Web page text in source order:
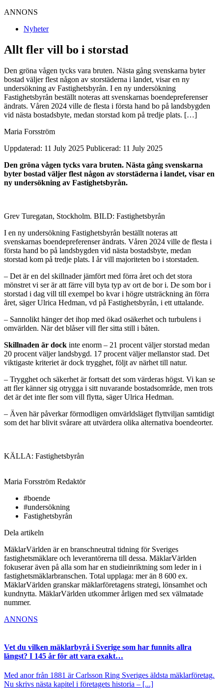
ANNONS
Nyheter
Allt fler vill bo i storstad
Den gröna vågen tycks vara bruten. Nästa gång svenskarna byter
bostad väljer flest någon av storstäderna i landet, visar en ny
undersökning av Fastighetsbyrån. I en ny undersökning
Fastighetsbyrån beställt noteras att svenskarnas boendepreferenser
ändrats. Våren 2024 ville de flesta i första hand bo på landsbygden
vid nästa bostadsbyte, medan storstad kom på tredje plats. […]
Maria Forsström
Uppdaterad: 11 July 2025 Publicerad: 11 July 2025
Den gröna vågen tycks vara bruten. Nästa gång svenskarna
byter bostad väljer flest någon av storstäderna i landet, visar en
ny undersökning av Fastighetsbyrån.
Grev Turegatan, Stockholm. BILD: Fastighetsbyrån
I en ny undersökning Fastighetsbyrån beställt noteras att
svenskarnas boendepreferenser ändrats. Våren 2024 ville de flesta i
första hand bo på landsbygden vid nästa bostadsbyte, medan
storstad kom på tredje plats. I år vill majoriteten bo i storstaden.
– Det är en del skillnader jämfört med förra året och det stora
mönstret vi ser är att färre vill byta typ av ort de bor i. De som bor i
storstad i dag vill till exempel bo kvar i högre utsträckning än förra
året, säger Ulrica Hedman, vd på Fastighetsbyrån, i ett uttalande.
– Sannolikt hänger det ihop med ökad osäkerhet och turbulens i
omvärlden. När det blåser vill fler sitta still i båten.
Skillnaden är dock inte enorm – 21 procent väljer storstad medan
20 procent väljer landsbygd. 17 procent väljer mellanstor stad. Det
viktigaste kriteriet är dock trygghet, följt av närhet till natur.
– Trygghet och säkerhet är fortsatt det som värderas högst. Vi kan se
att fler känner sig otrygga i sitt nuvarande bostadsområde, men trots
det är det inte fler som vill flytta, säger Ulrica Hedman.
– Även här påverkar förmodligen omvärldsläget flyttviljan samtidigt
som det har blivit svårare att utvärdera olika alternativa boendeorter.
KÄLLA: Fastighetsbyrån
Maria Forsström Redaktör
#boende
#undersökning
Fastighetsbyrån
Dela artikeln
MäklarVärlden är en branschneutral tidning för Sveriges
fastighetsmäklare och leverantörerna till dessa. MäklarVärlden
fokuserar även på alla som har en studieinriktning som leder in i
fastighetsmäklarbranschen. Total upplaga: mer än 8 600 ex.
MäklarVärlden granskar mäklarföretagens strategi, lönsamhet och
kundnytta. MäklarVärlden utkommer årligen med sex välmatade
nummer.
ANNONS
Vet du vilken mäklarbyrå i Sverige som har funnits allra
längst? I 145 år för att vara exakt…
Med anor från 1881 är Carlsson Ring Sveriges äldsta mäklarföretag.
Nu skrivs nästa kapitel i företagets historia – [...]